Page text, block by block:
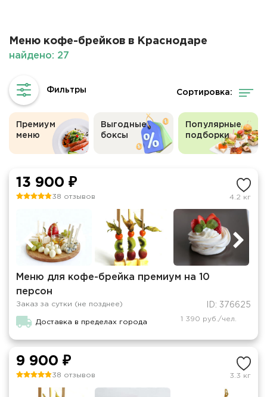
Меню кофе-брейков в Краснодаре
найдено: 27
Сортировка:
Премиум
меню
Выгодные
боксы
Популярные
подборки
13 900 ₽
38 отзывов 4.2 кг
Меню для кофе-брейка премиум на 10
персон
Заказ за сутки (не позднее) ID: 376625
Доставка в пределах города 1 390 руб./чел.
9 900 ₽
38 отзывов 3.3 кг